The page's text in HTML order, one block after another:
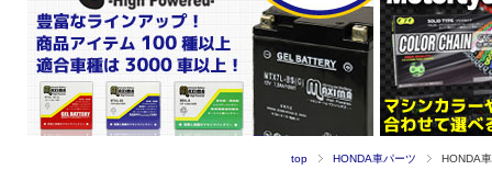
top HONDA車パーツ HONDA